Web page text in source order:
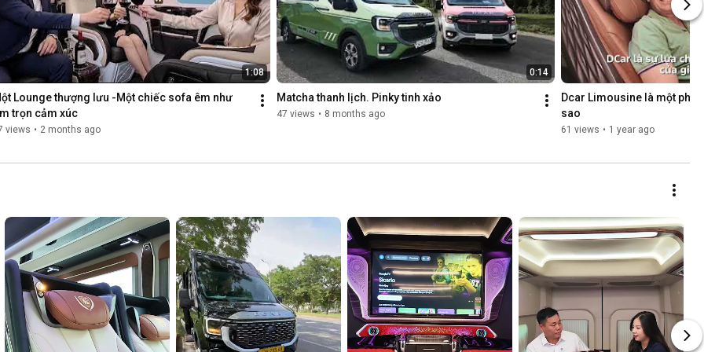
1:08
Lounge thượng lưu -Một chiếc sofa êm như
trọn cảm xúc
views • 2 months ago
0:14
Matcha thanh lịch. Pinky tinh xảo
47 views • 8 months ago
Dcar Limousine là một
sao
61 views • 1 year ago